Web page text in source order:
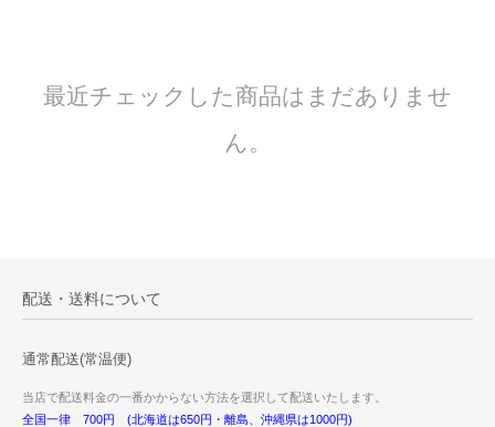
最近チェックした商品はまだありませ
ん。
配送・送料について
通常配送(常温便)
当店で配送料金の一番かからない方法を選択して配送いたします。
全国一律 700円 (北海道は650円・離島、沖縄県は1000円)